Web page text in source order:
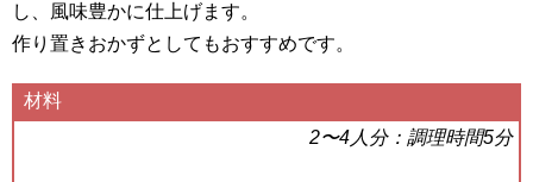
し、風味豊かに仕上げます。
作り置きおかずとしてもおすすめです。
材料
2〜4人分：調理時間5分